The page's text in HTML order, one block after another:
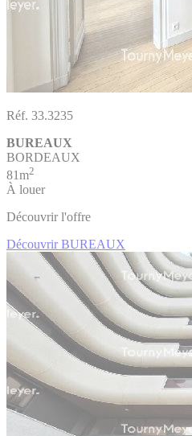
Réf. 33.3235
BUREAUX
BORDEAUX
81m2
À louer
Découvrir l'offre
Découvrir BUREAUX